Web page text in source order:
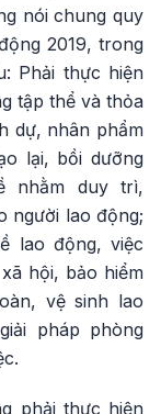
nói chung quy
2019, trong
Phải thực hiện
tập thể và thỏa
dự, nhân phẩm
lại, bồi dưỡng
nhằm duy trì,
người lao động;
lao động, việc
hội, bảo hiểm
vệ sinh lao
pháp phòng
phải thực hiện